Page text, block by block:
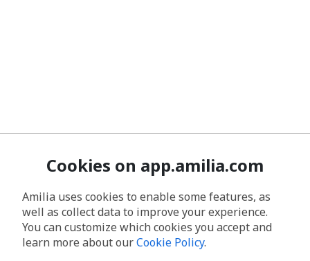
Cookies on app.amilia.com
Amilia uses cookies to enable some features, as
well as collect data to improve your experience.
You can customize which cookies you accept and
learn more about ourCookie Policy.